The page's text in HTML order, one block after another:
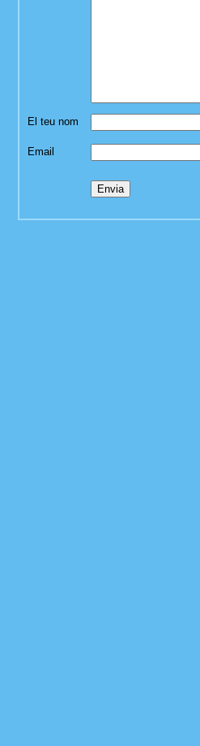
El teu nom
Email